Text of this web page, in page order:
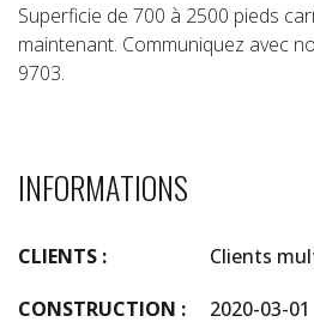
Superficie de 700 à 2500 pieds
maintenant. Communiquez avec
9703.
INFORMATIONS
CLIENTS :
Clients
CONSTRUCTION :
2020-03-01